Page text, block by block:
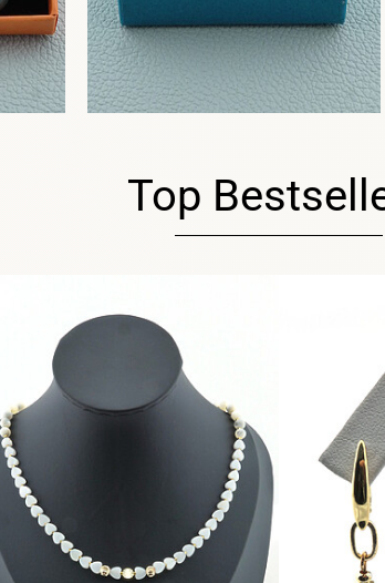
Top